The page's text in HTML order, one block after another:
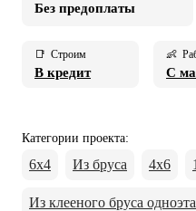
Без предоплаты
📑 Строим
В кредит
👶
С
Категории проекта:
6х4 Из бруса 4х6
Из клееного бруса